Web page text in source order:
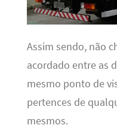
Assim sendo, não
acordado entre as
mesmo ponto de
pertences de
mesmos.